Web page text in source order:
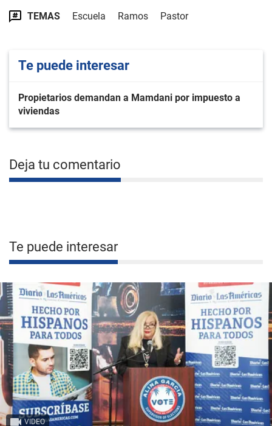
TEMAS Escuela Ramos Pastor
Te puede interesar
Propietarios demandan a Mamdani por impuesto a
viviendas
Deja tu comentario
Te puede interesar
VIDEO